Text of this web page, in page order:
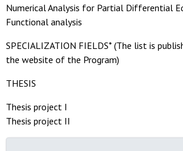
Numerical Analysis for Partial Differential
Functional analysis
SPECIALIZATION FIELDS* (The list is
the website of the Program)
THESIS
Thesis project I
Thesis project II